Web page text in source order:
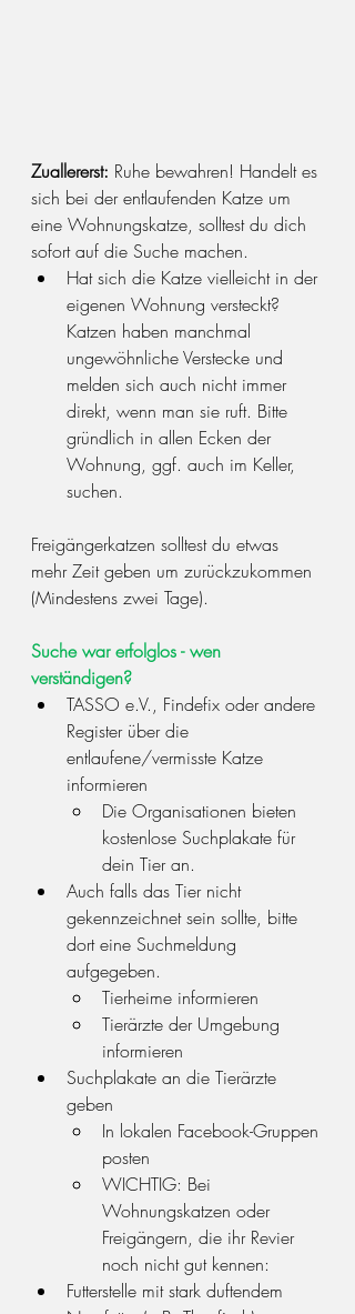
Zuallererst: Ruhe bewahren! Handelt es
sich bei der entlaufenden Katze um
eine Wohnungskatze, solltest du dich
sofort auf die Suche machen.
Hat sich die Katze vielleicht in der
eigenen Wohnung versteckt?
Katzen haben manchmal
ungewöhnliche Verstecke und
melden sich auch nicht immer
direkt, wenn man sie ruft. Bitte
gründlich in allen Ecken der
Wohnung, ggf. auch im Keller,
suchen.
Freigängerkatzen solltest du etwas
mehr Zeit geben um zurückzukommen
(Mindestens zwei Tage).
Suche war erfolglos - wen
verständigen?
TASSO e.V., Findefix oder andere
Register über die
entlaufene/vermisste Katze
informieren
Die Organisationen bieten
kostenlose Suchplakate für
dein Tier an.
Auch falls das Tier nicht
gekennzeichnet sein sollte, bitte
dort eine Suchmeldung
aufgegeben.
Tierheime informieren
Tierärzte der Umgebung
informieren
Suchplakate an die Tierärzte
geben
In lokalen Facebook-Gruppen
posten
WICHTIG: Bei
Wohnungskatzen oder
Freigängern, die ihr Revier
noch nicht gut kennen:
Futterstelle mit stark duftendem